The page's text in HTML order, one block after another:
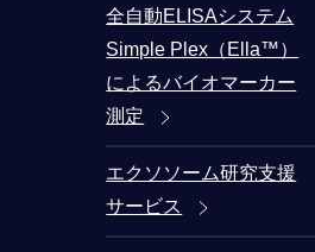
全自動ELISAシステム
Simple Plex（Ella™）
によるバイオマーカー
測定
エクソソーム研究支援
サービス